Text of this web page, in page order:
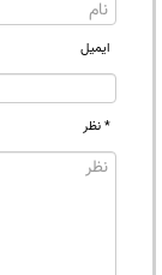
ایمیل
* نظر